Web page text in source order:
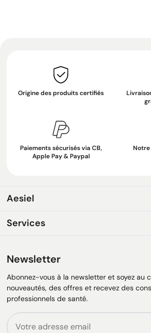
Origine des produits certifiés
Paiements sécurisés via CB,
Apple Pay & Paypal
Aesiel
Services
Newsletter
Abonnez-vous à la newsletter et soyez au
nouveautés, des offres et recevez des
professionnels de santé.